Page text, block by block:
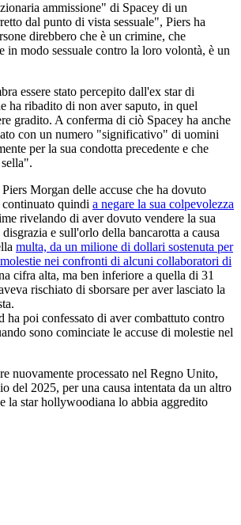
ammissione" di Spacey di un
dal punto di vista sessuale", Piers ha
direbbero che è un crimine, che
in modo sessuale contro la loro volontà, è un
essere stato percepito dall'ex star di
ha ribadito di non aver saputo, in quel
gradito. A conferma di ciò Spacey ha anche
con un numero "significativo" di uomini
per la sua condotta precedente e che
Morgan delle accuse che ha dovuto
quindi a negare la sua colpevolezza
rivelando di aver dovuto vendere la sua
e sull'orlo della bancarotta a causa
multa, da un milione di dollari sostenuta per
nei confronti di alcuni collaboratori di
cifra alta, ma ben inferiore a quella di 31
rischiato di sborsare per aver lasciato la
ha poi confessato di aver combattuto contro
sono cominciate le accuse di molestie nel
nuovamente processato nel Regno Unito,
del 2025, per una causa intentata da un altro
la star hollywoodiana lo abbia aggredito